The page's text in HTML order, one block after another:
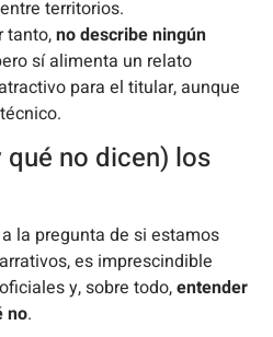
territorios.
tanto,no describe ningún
sí alimenta un relato
para el titular, aunque
no dicen) los
la pregunta de si estamos
es imprescindible
y, sobre todo,entender
no.